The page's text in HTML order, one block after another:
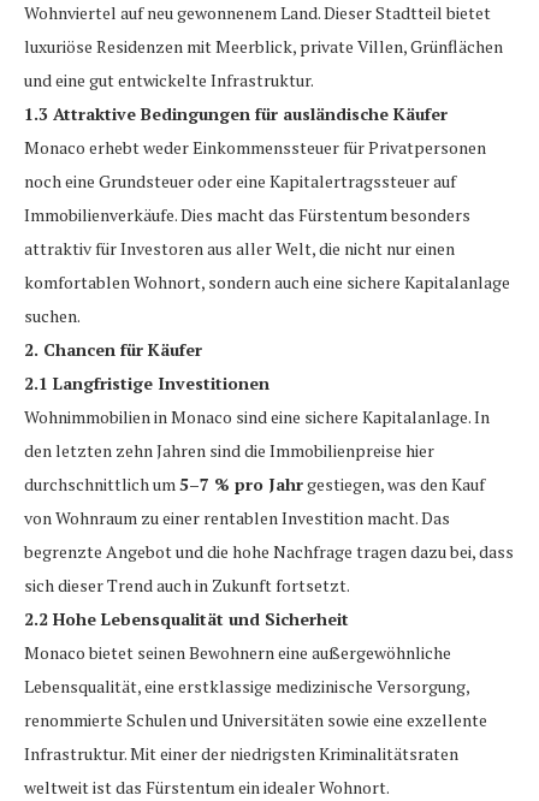
Wohnviertel auf neu gewonnenem Land. Dieser Stadtteil bietet
luxuriöse Residenzen mit Meerblick, private Villen, Grünflächen
und eine gut entwickelte Infrastruktur.
1.3 Attraktive Bedingungen für ausländische Käufer
Monaco erhebt weder Einkommenssteuer für Privatpersonen
noch eine Grundsteuer oder eine Kapitalertragssteuer auf
Immobilienverkäufe. Dies macht das Fürstentum besonders
attraktiv für Investoren aus aller Welt, die nicht nur einen
komfortablen Wohnort, sondern auch eine sichere Kapitalanlage
suchen.
2. Chancen für Käufer
2.1 Langfristige Investitionen
Wohnimmobilien in Monaco sind eine sichere Kapitalanlage. In
den letzten zehn Jahren sind die Immobilienpreise hier
durchschnittlich um5–7 % pro Jahrgestiegen, was den Kauf
von Wohnraum zu einer rentablen Investition macht. Das
begrenzte Angebot und die hohe Nachfrage tragen dazu bei, dass
sich dieser Trend auch in Zukunft fortsetzt.
2.2 Hohe Lebensqualität und Sicherheit
Monaco bietet seinen Bewohnern eine außergewöhnliche
Lebensqualität, eine erstklassige medizinische Versorgung,
renommierte Schulen und Universitäten sowie eine exzellente
Infrastruktur. Mit einer der niedrigsten Kriminalitätsraten
weltweit ist das Fürstentum ein idealer Wohnort.